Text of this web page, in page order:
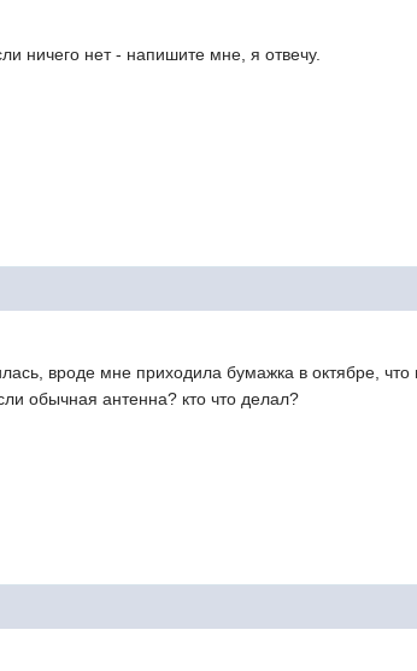
ничего нет - напишите мне, я отвечу.
вроде мне приходила бумажка в октябре, что
обычная антенна? кто что делал?